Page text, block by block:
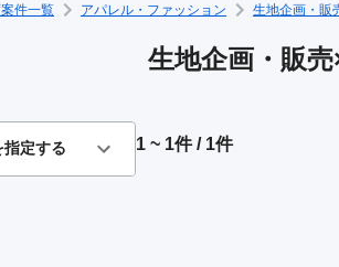
件一覧 アパレル・ファッション 生地企画・販
生地企画・販
定する 1 ~ 1件 / 1件